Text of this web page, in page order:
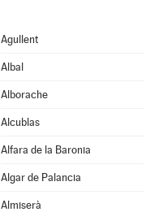
Agullent
Albal
Alborache
Alcublas
Alfara de la Baronia
Algar de Palancia
Almiserà